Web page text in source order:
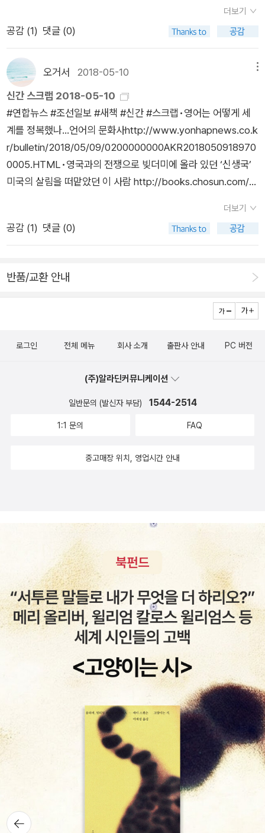
풍자하는 제국 내부의 목소리를 담은 일러스트를 함께 배치함으
로써 당대의 다양한 인식의 결을 공유하게 해준다. 이러한 이미지
에서 그치지 않고, 이미지를 통해 이 책에서 전하려는 주제를 독
자로 하여금 더욱 효과적으로 이해할 수 있게 해준다. 이외에도
제국주의 침략의 선두에 선 선교사들의 역할에 대한 문제제기, 외
국어 학습의 변천에 따른 다양한 교재와 학습법의 출현과 그 효용
등에 대해서도 전문가다운 식견을 드러내주고 있다.
r=2018&no=301022•집 구입 때 설계도면 꼭 보세요 http://n
ews.mk.co.kr/newsRead.php?year=2018&no=301023•
탐욕&창조…`야누스` 자본주의를 파헤치다 http://news.mk.c
o.kr/newsRead.php?year=2018&no=301026•아마존이 성
공할 수밖에 없었던 10가지 이유 http://news.mk.co.kr/news
Read.php?year=2018&no=301027•신간 다이제스트 (5월 1
2일자) http://news.mk.co.kr/newsRead.php?year=2018
&no=301028•이주의 새책 (5월 12일자) http://news.mk.co.
더보기
공감 (1) 댓글 (0)
오거서 2018-05-10
신간 스크랩 2018-05-10
#연합뉴스 #조선일보 #새책 #신간 #스크랩•영어는 어떻게 세
계를 정복했나…언어의 문화사http://www.yonhapnews.co.k
r/bulletin/2018/05/09/0200000000AKR2018050918970
0005.HTML‪•영국과의 전쟁으로 빚더미에 올라 있던 ‘신생국’
미국의 살림을 떠맡았던 이 사람 http://books.chosun.com/si
간] 독일 헌법학의 원천 · 시민의 이야기에 답이 있다 · 고대, 한반
도로 온 사람들 http://www.yonhapnews.co.kr/bulletin/201
8/05/10/0200000000AKR20180510089600005.HTML•
co.kr/bulletin/2018/05/10/0200000000AKR20180510119
200005.HTML•드라마에 시대의 메시지를 담다 ‘불꽃 당신 김
종학‘http://www.yonhapnews.co.kr/bulletin/2018/05/10/
진룡 한류를 논하다 ‘한류와 문화정책‘http://www.yonhapne
0134200005.HTML.
더보기
공감 (1) 댓글 (0)
반품/교환 안내
뒤로가
기
로그인 전체 메뉴 회사 소개 출판사 안내 PC 버전
(주)알라딘커뮤니케이션
일반문의 (발신자 부담) 1544-2514
1:1 문의 FAQ
중고매장 위치, 영업시간 안내